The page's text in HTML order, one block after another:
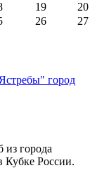
19
20
26
27
из города
Кубке России.